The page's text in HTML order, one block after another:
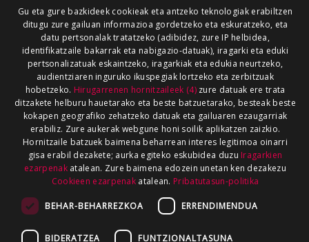
Gu eta gure bazkideek cookieak eta antzeko teknologiak erabiltzen
ditugu zure gailuan informazioa gordetzeko eta eskuratzeko, eta
datu pertsonalak tratatzeko (adibidez, zure IP helbidea,
identifikatzaile bakarrak eta nabigazio-datuak), iragarki eta eduki
pertsonalizatuak eskaintzeko, iragarkiak eta edukia neurtzeko,
audientziaren inguruko ikuspegiak lortzeko eta zerbitzuak
hobetzeko. Hirugarrenen hornitzaileek (4)zure datuak ere trata
ditzakete helburu hauetarako eta beste batzuetarako, besteak beste
kokapen geografiko zehatzeko datuak eta gailuaren ezaugarriak
erabiliz. Zure aukerak webgune honi soilik aplikatzen zaizkio.
Hornitzaile batzuek baimena beharrean interes legitimoa oinarri
gisa erabil dezakete; aurka egiteko eskubidea duzu Iragarkien
ezarpenakatalean. Zure baimena edozein unetan ken dezakezu
Cookieen ezarpenak atalean. Pribatutasun-politika
BEHAR-BEHARREZKOA ERRENDIMENDUA
BIDERATZEA FUNTZIONALTASUNA